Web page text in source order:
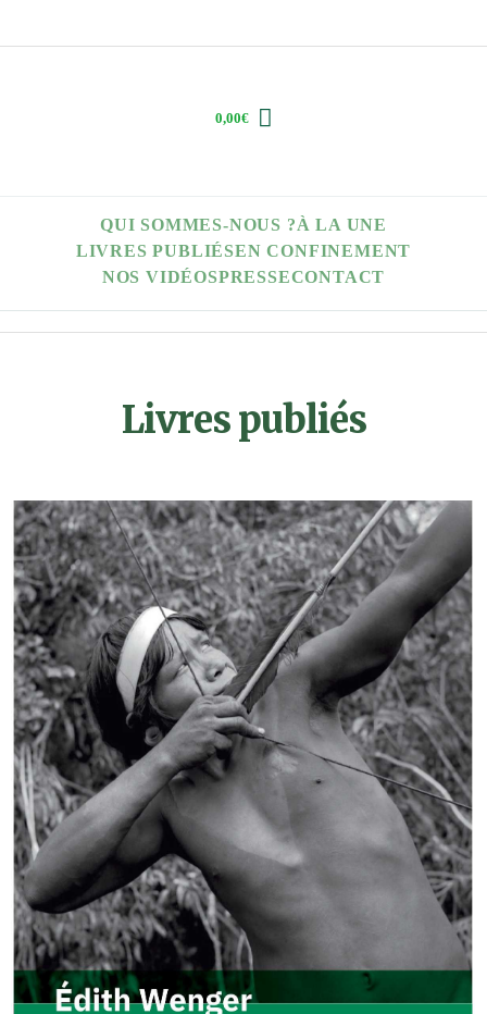
0,00€
QUI SOMMES-NOUS ?À LA UNE
LIVRES PUBLIÉSEN CONFINEMENT
NOS VIDÉOSPRESSECONTACT
Livres publiés